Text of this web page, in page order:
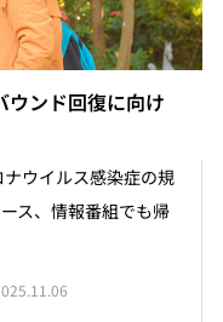
ンド回復に向け
ウイルス感染症の規
ス、情報番組でも帰